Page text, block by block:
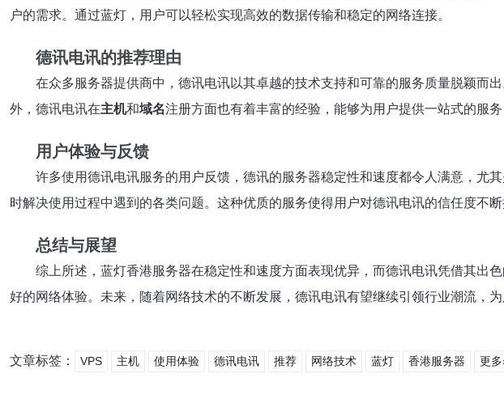
户的需求。通过蓝灯，用户可以轻松实现高效的数据传输和稳定的网络连接。
德讯电讯的推荐理由
在众多服务器提供商中，德讯电讯以其卓越的技术支持和可靠的服务质量脱颖而
外，德讯电讯在主机和域名注册方面也有着丰富的经验，能够为用户提供一站式的服
用户体验与反馈
许多使用德讯电讯服务的用户反馈，德讯的服务器稳定性和速度都令人满意，尤
时解决使用过程中遇到的各类问题。这种优质的服务使得用户对德讯电讯的信任度不断
总结与展望
综上所述，蓝灯香港服务器在稳定性和速度方面表现优异，而德讯电讯凭借其出
好的网络体验。未来，随着网络技术的不断发展，德讯电讯有望继续引领行业潮流，为
文章标签： VPS 主机 使用体验 德讯电讯 推荐 网络技术 蓝灯 香港服务器 更